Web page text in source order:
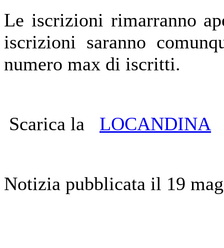
Le iscrizioni rimarranno
iscrizioni saranno
numero max di iscritti.
Scarica la LOCANDINA
Notizia pubblicata il 19